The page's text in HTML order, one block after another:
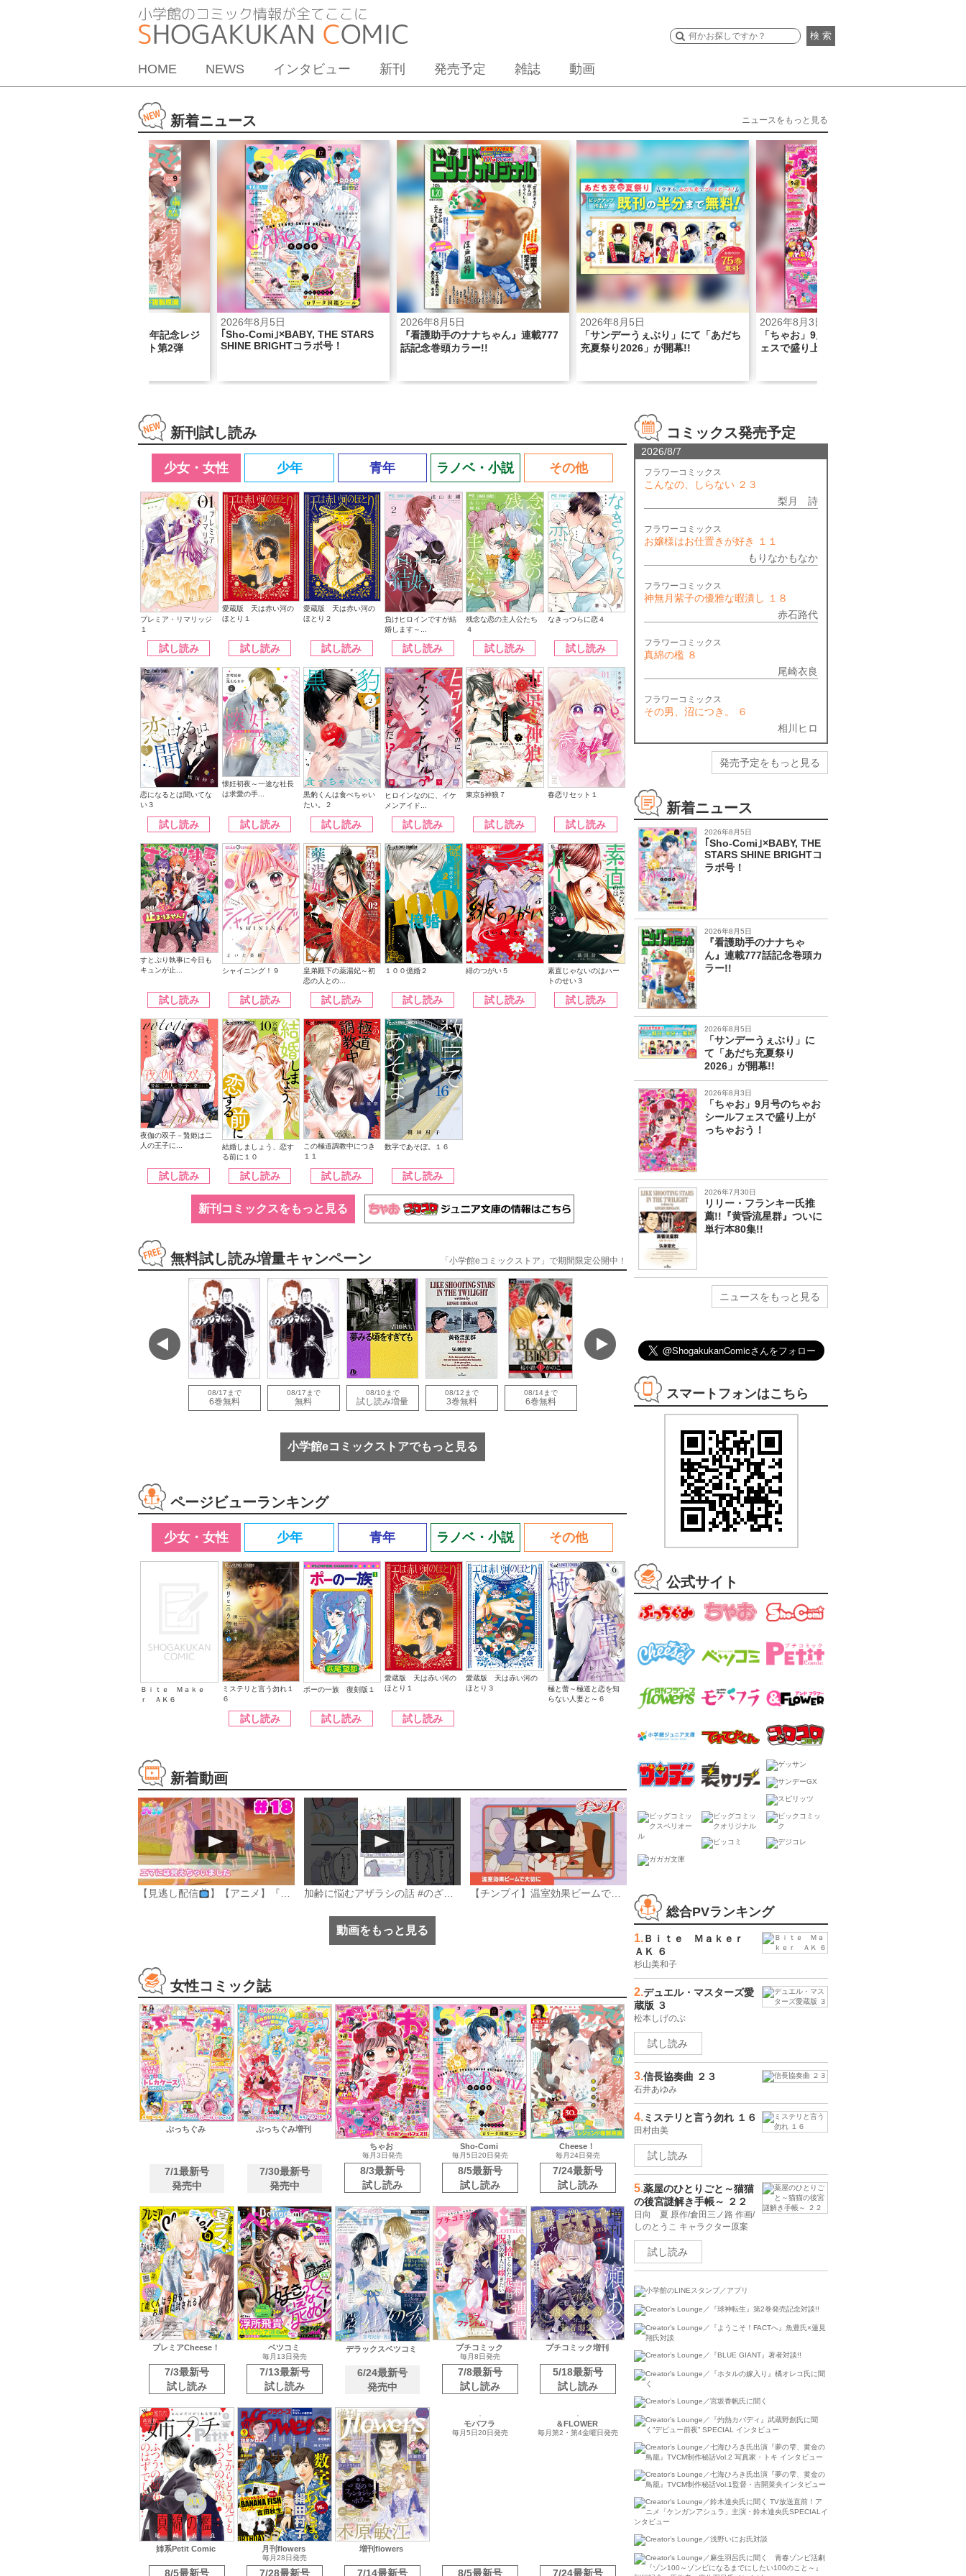
検 索
HOME NEWS インタビュー 新刊 発売予定 雑誌 動画
新着ニュース ニュースをもっと見る
｢Sho-Comi｣×BABY, THE STARS
SHINE BRIGHTコラボ号！
2026年8月5日
『看護助手のナナちゃん』連載777
話記念巻頭カラー!!
2026年8月5日
「サンデーうぇぶり」にて「あだち
充夏祭り2026」が開幕!!
2026年8月3日
「ちゃお」9月号のちゃおシールフ
ェスで盛り上がっちゃおう！
2026年7月30日
リリー・フランキー氏推薦!!『黄昏
流星群』ついに単行本80集!!
新刊試し読み
少女・女性 少年 青年 ラノベ・小説 その他
プレミア・リマリッジ
１
試し読み
愛蔵版 天は赤い河の
ほとり１
試し読み
愛蔵版 天は赤い河の
ほとり２
試し読み
負けヒロインですが結
婚します～...
試し読み
残念な恋の主人公たち
４
試し読み
なきっつらに恋４
試し読み
恋になるとは聞いてな
い３
試し読み
懐妊初夜～一途な社長
は求愛の手...
試し読み
黒豹くんは食べちゃい
たい。２
試し読み
ヒロインなのに、イケ
メンアイド...
試し読み
東京§神狼７
試し読み
春恋リセット１
試し読み
すとぷり執事に今日も
キュンが止...
試し読み
シャイニング！９
試し読み
皇弟殿下の薬湯妃～初
恋の人との...
試し読み
１００億婚２
試し読み
緋のつがい５
試し読み
素直じゃないのはハー
トのせい３
試し読み
夜伽の双子－贄姫は二
人の王子に...
試し読み
結婚しましょう、恋す
る前に１０
試し読み
この極道調教中につき
１１
試し読み
数字であそぼ。１６
試し読み
新刊コミックスをもっと見る
無料試し読み増量キャンペーン 「小学館eコミックストア」で期間限定公開中！
08/17まで
6巻無料
08/17まで
無料
08/10まで
試し読み増量
08/12まで
3巻無料
08/14まで
6巻無料
08/10まで 08/12まで
3巻無料
08/12まで
無料
小学館eコミックストアでもっと見る
ページビューランキング
少女・女性 少年 青年 ラノベ・小説 その他
Ｂｉｔｅ Ｍａｋｅ
ｒ ＡＫ６
ミステリと言う勿れ１
６
試し読み
ポーの一族 復刻版１
試し読み
愛蔵版 天は赤い河の
ほとり１
試し読み
愛蔵版 天は赤い河の
ほとり３
極と蕾～極道と恋を知
らない人妻と～６
新着動画
【見逃し配信 】【アニメ】『おねがいアイプリ』第１８話：エマには見えちゃいました 加齢に悩むアザラシの話 #のざらしちゃん #漫画 #サンデーうぇぶり 【チンプイ】温室効果ビームで大切に《公式》
動画をもっと見る
女性コミック誌
ぷっちぐみ
7/1最新号
発売中
ぷっちぐみ増刊
7/30最新号
発売中
ちゃお
毎月3日発売
8/3最新号
試し読み
Sho-Comi
毎月5日20日発売
8/5最新号
試し読み
Cheese！
毎月24日発売
7/24最新号
試し読み
プレミアCheese！
7/3最新号
試し読み
ベツコミ
毎月13日発売
7/13最新号
試し読み
デラックスベツコミ
6/24最新号
発売中
プチコミック
毎月8日発売
7/8最新号
試し読み
プチコミック増刊
5/18最新号
試し読み
姉系Petit Comic 月刊flowers
毎月28日発売
増刊flowers
毎月5日20日発売 毎月第2・第4金曜日発売
コミックス発売予定
2026/8/7
フラワーコミックス
こんなの、しらない ２３
梨月 詩
フラワーコミックス
お嬢様はお仕置きが好き １１
もりなかもなか
フラワーコミックス
神無月紫子の優雅な暇潰し １８
赤石路代
フラワーコミックス
真綿の檻 ８
尾崎衣良
フラワーコミックス
その男、沼につき。 ６
相川ヒロ
発売予定をもっと見る
新着ニュース
2026年8月5日
｢Sho-Comi｣×BABY, THE
STARS SHINE BRIGHTコ
ラボ号！
2026年8月5日
『看護助手のナナちゃ
ん』連載777話記念巻頭カ
ラー!!
2026年8月5日
「サンデーうぇぶり」に
て「あだち充夏祭り
2026」が開幕!!
2026年8月3日
「ちゃお」9月号のちゃお
シールフェスで盛り上が
っちゃおう！
2026年7月30日
リリー・フランキー氏推
薦!!『黄昏流星群』ついに
単行本80集!!
ニュースをもっと見る
スマートフォンはこちら
公式サイト
総合PVランキング
ＡＫ ６
杉山美和子
2.デュエル・マスターズ愛
蔵版 ３
松本しげのぶ
試し読み
石井あゆみ
ミステリと言う勿れ １６
田村由美
試し読み
の後宮謎解き手帳～ ２２
日向 夏 原作/倉田三ノ路 作画/
しのとうこ キャラクター原案
試し読み